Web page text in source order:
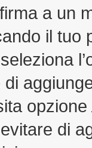
a un
il tuo
opzione
di